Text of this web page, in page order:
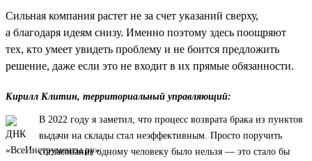
Сильная компания растет не за счет указаний сверху,
а благодаря идеям снизу. Именно поэтому здесь поощряют
тех, кто умеет увидеть проблему и не боится предложить
решение, даже если это не входит в их прямые обязанности.
Кирилл Клитин, территориальный управляющий:
В 2022 году я заметил, что процесс возврата брака из пунктов
выдачи на склады стал неэффективным. Просто поручить
согласование одному человеку было нельзя — это стало бы